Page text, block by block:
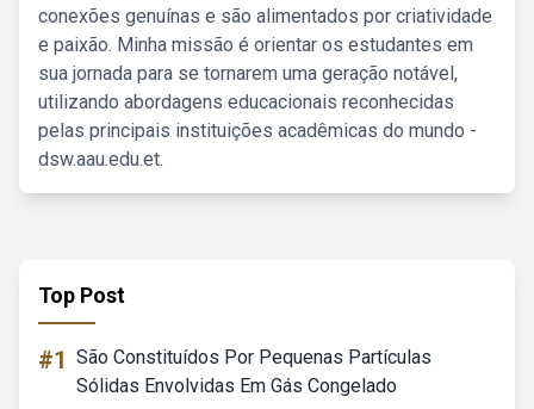
conexões genuínas e são alimentados por criatividade
e paixão. Minha missão é orientar os estudantes em
sua jornada para se tornarem uma geração notável,
utilizando abordagens educacionais reconhecidas
pelas principais instituições acadêmicas do mundo -
dsw.aau.edu.et.
Top Post
#1 São Constituídos Por Pequenas Partículas
Sólidas Envolvidas Em Gás Congelado